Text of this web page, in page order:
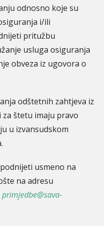
odnosno koje su
i/ili
pritužbu
usluga osiguranja
obveza iz ugovora o
odštetnih zahtjeva iz
štetu imaju pravo
u izvansudskom
usmeno na
na adresu
primjedbe@sava-